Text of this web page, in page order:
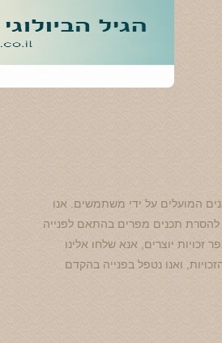
המועלים על ידי משתמשים. אנו
להסרת תכנים מפרים בהתאם לפנייה
יוצרים, אנא שלחו אלינו
ואנו נטפל בפנייה בהקדם